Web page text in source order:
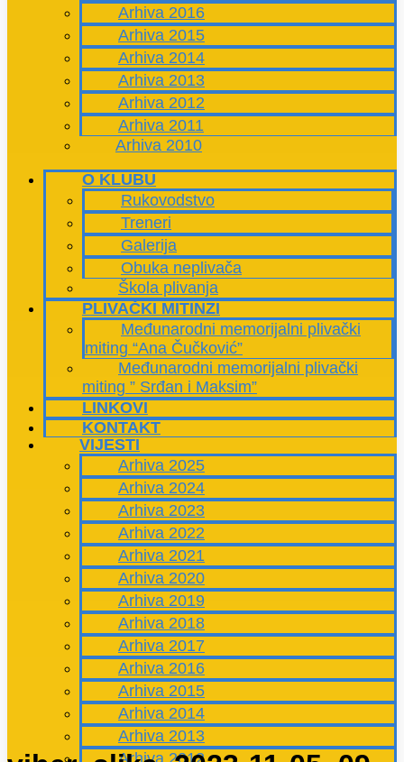
Arhiva 2016
Arhiva 2015
Arhiva 2014
Arhiva 2013
Arhiva 2012
Arhiva 2011
Arhiva 2010
O KLUBU
Rukovodstvo
Treneri
Galerija
Obuka neplivača
Škola plivanja
PLIVAČKI MITINZI
Međunarodni memorijalni plivački
miting “Ana Čučković”
Međunarodni memorijalni plivački
miting ” Srđan i Maksim”
LINKOVI
KONTAKT
VIJESTI
Arhiva 2025
Arhiva 2024
Arhiva 2023
Arhiva 2022
Arhiva 2021
Arhiva 2020
Arhiva 2019
Arhiva 2018
Arhiva 2017
Arhiva 2016
Arhiva 2015
Arhiva 2014
Arhiva 2013
Arhiva 2012